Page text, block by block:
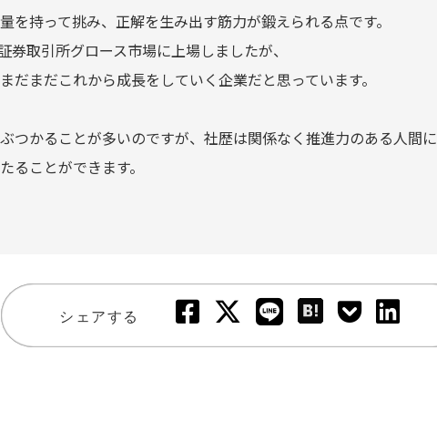
を持って挑み、正解を生み出す筋力が鍛えられる点です。
取引所グロース市場に上場しましたが、
だまだこれから成長をしていく企業だと思っています。
つかることが多いのですが、社歴は関係なく推進力のある人間
ることができます。
シェアする